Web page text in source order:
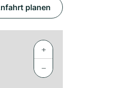
planen
+
−